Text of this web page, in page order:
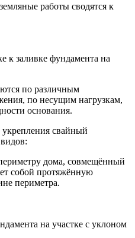
работы сводятся к
к заливке фундамента на
по различным
по несущим нагрузкам,
основания.
свайный
дома, совмещённый
собой протяжённую
периметра.
на участке с уклоном